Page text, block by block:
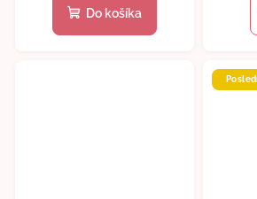
produktu
Do košíka